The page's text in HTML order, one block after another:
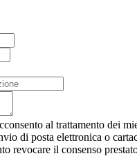
al trattamento dei
di posta elettronica o
revocare il consenso